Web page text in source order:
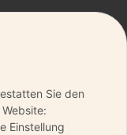
KEINE DEALS
Sie den
Einstellung